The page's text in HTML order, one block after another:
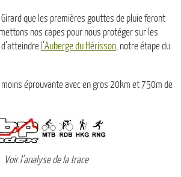
que les premières gouttes de pluie feront
nos capes pour nous protéger sur les
l’Auberge du Hérisson , notre étape du
moins éprouvante avec en gros 20km et 750m de
Voir l’analyse de la trace